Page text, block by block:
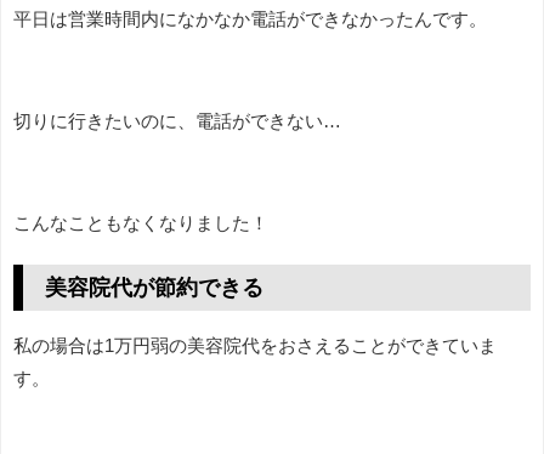
平日は営業時間内になかなか電話ができなかったんです。
切りに行きたいのに、電話ができない…
こんなこともなくなりました！
美容院代が節約できる
私の場合は1万円弱の美容院代をおさえることができていま
す。